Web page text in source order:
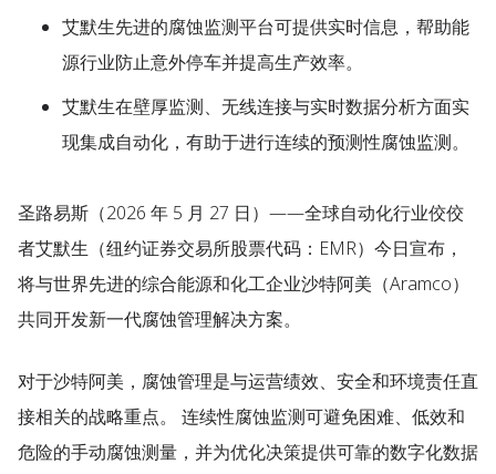
艾默生先进的腐蚀监测平台可提供实时信息，帮助能
源行业防止意外停车并提高生产效率。
艾默生在壁厚监测、无线连接与实时数据分析方面实
现集成自动化，有助于进行连续的预测性腐蚀监测。
圣路易斯 （2026 年 5 月 27 日）——全球自动化行业佼佼
者艾默生（纽约证券交易所股票代码：EMR）今日宣布，
将与世界先进的综合能源和化工企业沙特阿美（Aramco）
共同开发新一代腐蚀管理解决方案。
对于沙特阿美，腐蚀管理是与运营绩效、安全和环境责任直
接相关的战略重点。 连续性腐蚀监测可避免困难、低效和
危险的手动腐蚀测量，并为优化决策提供可靠的数字化数据